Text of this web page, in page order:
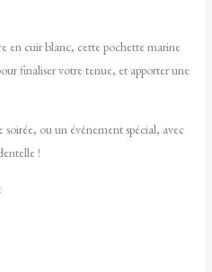
en cuir blanc, cette pochette marine
finaliser votre tenue, et apporter une
ou un évènement spécial, avec
!